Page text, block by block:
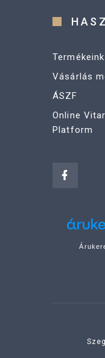
Termékeink
Vásárlás
ÁSZF
Online
Platform